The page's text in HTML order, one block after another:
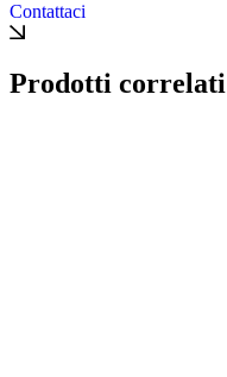
Contattaci
Prodotti correlati